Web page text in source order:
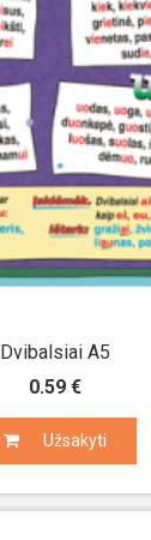
Dvibalsiai A5
0.59 €
Užsakyti
Užsakyti